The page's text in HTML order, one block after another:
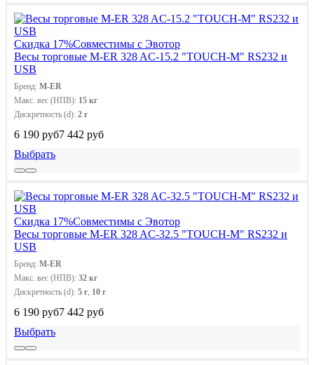
Скидка 17%Совместимы с Эвотор
Весы торговые M-ER 328 AC-15.2 "TOUCH-M" RS232 и
USB
Бренд: M-ER
Макс. вес (НПВ): 15 кг
Дискретность (d): 2 г
6 190 руб7 442 руб
Выбрать
Скидка 17%Совместимы с Эвотор
Весы торговые M-ER 328 AC-32.5 "TOUCH-M" RS232 и
USB
Бренд: M-ER
Макс. вес (НПВ): 32 кг
Дискретность (d): 5 г, 10 г
6 190 руб7 442 руб
Выбрать